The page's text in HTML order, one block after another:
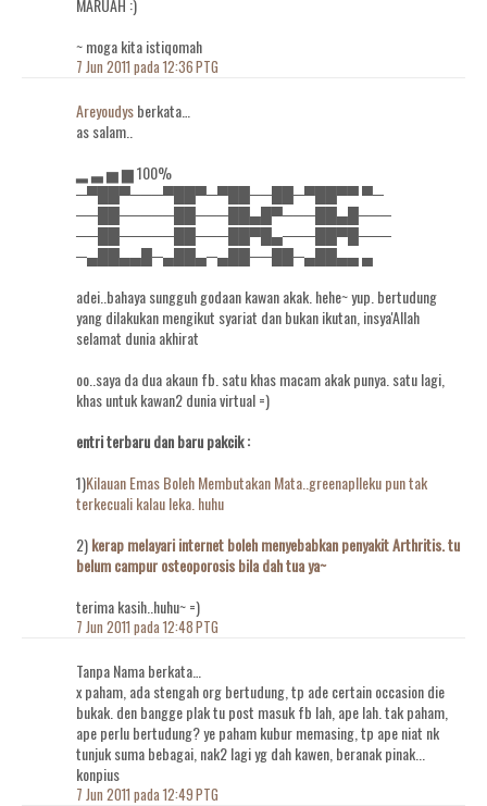
MARUAH :)
~ moga kita istiqomah
7 Jun 2011 pada 12:36 PTG
Areyoudysberkata…
as salam..
▂ ▃ ▅ ▆ 100%
─▀██▀───▀██▀─▀██──██─▀██▀▀ ▀─
──██─────██───██▄█▀───██▄█───
──██─────██───██▀█▄───██▀█───
─▄██▄▄█─▄██▄─▄██──██─▄██▄▄ ▄
adei..bahaya sungguh godaan kawan akak. hehe~ yup. bertudung
yang dilakukan mengikut syariat dan bukan ikutan, insya'Allah
selamat dunia akhirat
oo..saya da dua akaun fb. satu khas macam akak punya. satu lagi,
khas untuk kawan2 dunia virtual =)
entri terbaru dan baru pakcik :
1)Kilauan Emas Boleh Membutakan Mata..greenaplleku pun tak
terkecuali kalau leka. huhu
2)kerap melayari internet boleh menyebabkan penyakit Arthritis. tu
belum campur osteoporosis bila dah tua ya~
terima kasih..huhu~ =)
7 Jun 2011 pada 12:48 PTG
Tanpa Nama berkata…
x paham, ada stengah org bertudung, tp ade certain occasion die
bukak. den bangge plak tu post masuk fb lah, ape lah. tak paham,
ape perlu bertudung? ye paham kubur memasing, tp ape niat nk
tunjuk suma bebagai, nak2 lagi yg dah kawen, beranak pinak...
konpius
7 Jun 2011 pada 12:49 PTG